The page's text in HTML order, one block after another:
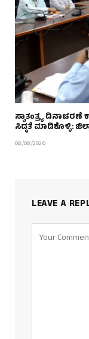
ಸ್ವಾತಂತ್ರ್ಯ
ಸಿದ್ಧತೆ ಮಾಡಿಕೊಳ್ಳಿ:
08/08/2026
LEAVE A